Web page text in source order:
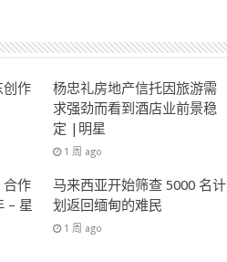
创作
杨忠礼房地产信托因旅游需
求强劲而看到酒店业前景稳
定 |明星
1 周 ago
合作
– 星
马来西亚开始筛查 5000 名计
划返回缅甸的难民
1 周 ago